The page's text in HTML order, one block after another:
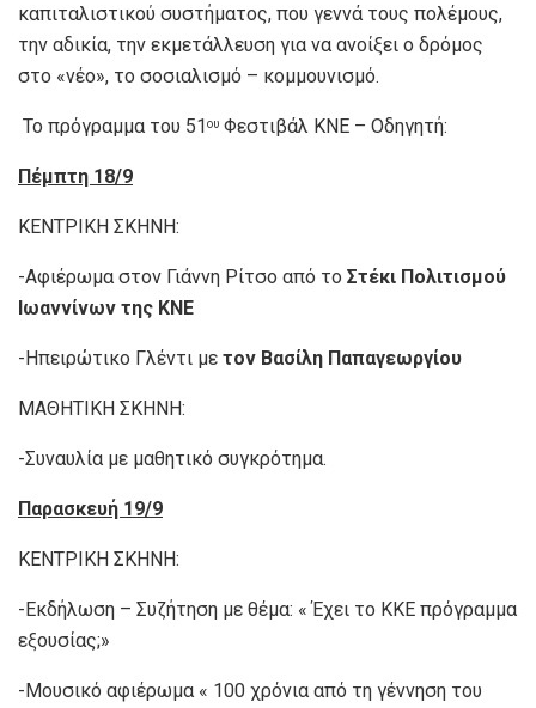
καπιταλιστικού συστήματος, που γεννά τους πολέμους,
την αδικία, την εκμετάλλευση για να ανοίξει ο δρόμος
στο «νέο», το σοσιαλισμό – κομμουνισμό.
Το πρόγραμμα του 51ου Φεστιβάλ ΚΝΕ – Οδηγητή:
Πέμπτη 18/9
ΚΕΝΤΡΙΚΗ ΣΚΗΝΗ:
-Αφιέρωμα στον Γιάννη Ρίτσο από το Στέκι Πολιτισμού
Ιωαννίνων της ΚΝΕ
-Ηπειρώτικο Γλέντι με τον Βασίλη Παπαγεωργίου
ΜΑΘΗΤΙΚΗ ΣΚΗΝΗ:
-Συναυλία με μαθητικό συγκρότημα.
Παρασκευή 19/9
ΚΕΝΤΡΙΚΗ ΣΚΗΝΗ:
-Εκδήλωση – Συζήτηση με θέμα: « Έχει το ΚΚΕ πρόγραμμα
εξουσίας;»
-Μουσικό αφιέρωμα « 100 χρόνια από τη γέννηση του